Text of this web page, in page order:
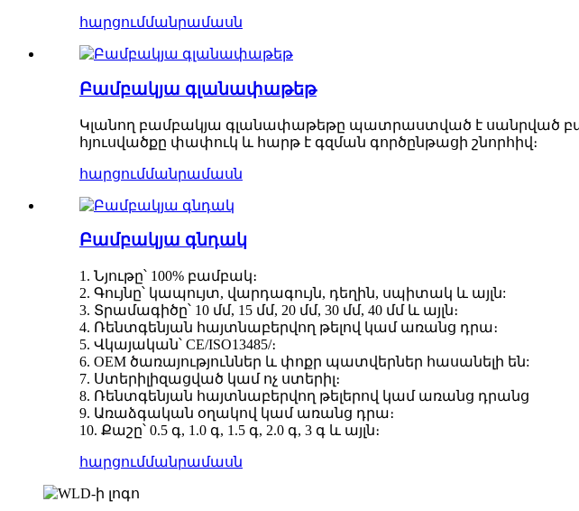
հարցումմանրամասն
Բամբակյա գլանափաթեթ
Կլանող բամբակյա գլանափաթեթը պատրաստված է սանրված
հյուսվածքը փափուկ և հարթ է գզման գործընթացի շնորհիվ։
հարցումմանրամասն
Բամբակյա գնդակ
1. Նյութը՝ 100% բամբակ։
2. Գույնը՝ կապույտ, վարդագույն, դեղին, սպիտակ և այլն:
3. Տրամագիծը՝ 10 մմ, 15 մմ, 20 մմ, 30 մմ, 40 մմ և այլն։
4. Ռենտգենյան հայտնաբերվող թելով կամ առանց դրա։
5. Վկայական՝ CE/ISO13485/։
6. OEM ծառայություններ և փոքր պատվերներ հասանելի են:
7. Ստերիլիզացված կամ ոչ ստերիլ։
8. Ռենտգենյան հայտնաբերվող թելերով կամ առանց դրանց
9. Առաձգական օղակով կամ առանց դրա։
10. Քաշը՝ 0.5 գ, 1.0 գ, 1.5 գ, 2.0 գ, 3 գ և այլն։
հարցումմանրամասն